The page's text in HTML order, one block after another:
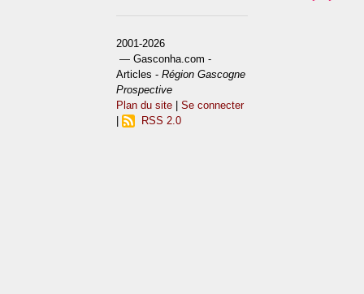
2001-2026
— Gasconha.com -
Articles -Région Gascogne
Prospective
Plan du site |Se connecter
RSS 2.0